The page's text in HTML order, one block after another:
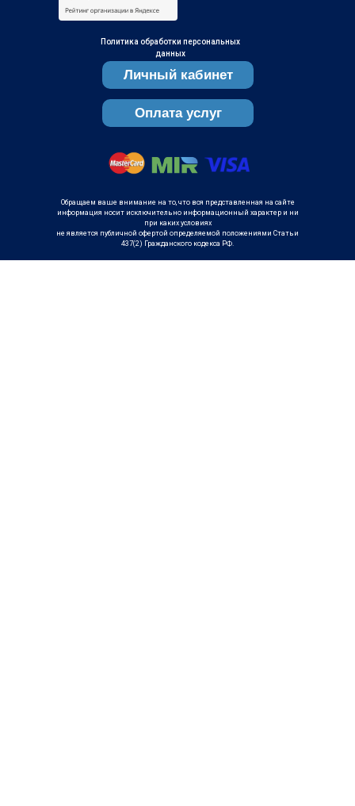
Обращаем ваше внимание на то, что вся представленная на сайте
информация носит исключительно информационный характер и ни
при каких условиях
не является публичной офертой определяемой положениями Статьи
437(2) Гражданского кодекса РФ.
Политика обработки персональных
данных
Личный кабинет
Оплата услуг